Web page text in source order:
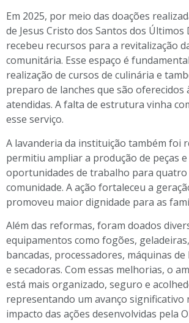
Em 2025, por meio das doações
de Jesus Cristo dos Santos dos Últimos
recebeu recursos para a revitalização
comunitária. Esse espaço é
realização de cursos de culinária e
preparo de lanches que são oferecidos
atendidas. A falta de estrutura vinha
esse serviço.
A lavanderia da instituição também foi
permitiu ampliar a produção de peças
oportunidades de trabalho para quatro
comunidade. A ação fortaleceu a
promoveu maior dignidade para as
Além das reformas, foram doados
equipamentos como fogões,
bancadas, processadores, máquinas
e secadoras. Com essas melhorias, o
está mais organizado, seguro e
representando um avanço significativo
impacto das ações desenvolvidas pela